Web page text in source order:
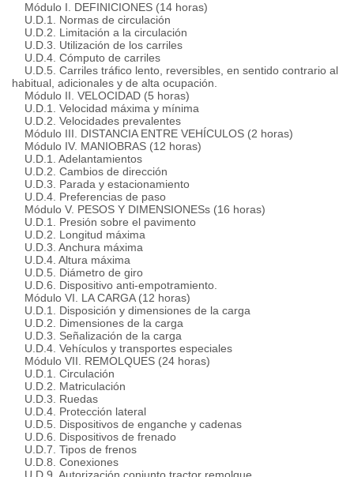
Módulo I. DEFINICIONES (14 horas)
U.D.1. Normas de circulación
U.D.2. Limitación a la circulación
U.D.3. Utilización de los carriles
U.D.4. Cómputo de carriles
U.D.5. Carriles tráfico lento, reversibles, en sentido contrario al
habitual, adicionales y de alta ocupación.
Módulo II. VELOCIDAD (5 horas)
U.D.1. Velocidad máxima y mínima
U.D.2. Velocidades prevalentes
Módulo III. DISTANCIA ENTRE VEHÍCULOS (2 horas)
Módulo IV. MANIOBRAS (12 horas)
U.D.1. Adelantamientos
U.D.2. Cambios de dirección
U.D.3. Parada y estacionamiento
U.D.4. Preferencias de paso
Módulo V. PESOS Y DIMENSIONESs (16 horas)
U.D.1. Presión sobre el pavimento
U.D.2. Longitud máxima
U.D.3. Anchura máxima
U.D.4. Altura máxima
U.D.5. Diámetro de giro
U.D.6. Dispositivo anti-empotramiento.
Módulo VI. LA CARGA (12 horas)
U.D.1. Disposición y dimensiones de la carga
U.D.2. Dimensiones de la carga
U.D.3. Señalización de la carga
U.D.4. Vehículos y transportes especiales
Módulo VII. REMOLQUES (24 horas)
U.D.1. Circulación
U.D.2. Matriculación
U.D.3. Ruedas
U.D.4. Protección lateral
U.D.5. Dispositivos de enganche y cadenas
U.D.6. Dispositivos de frenado
U.D.7. Tipos de frenos
U.D.8. Conexiones